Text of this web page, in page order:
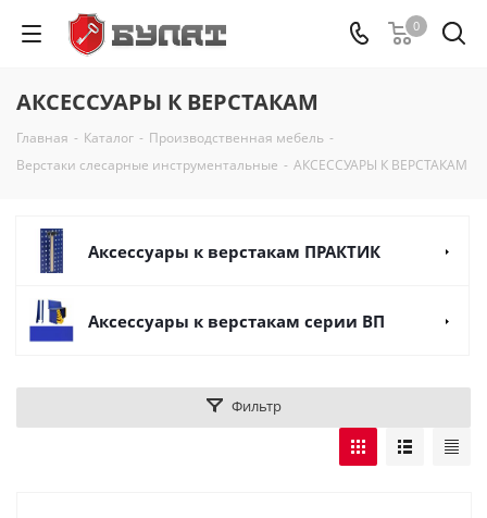
0
АКСЕССУАРЫ К ВЕРСТАКАМ
Главная - Каталог - Производственная мебель -
Верстаки слесарные инструментальные - АКСЕССУАРЫ К ВЕРСТАКАМ
Аксессуары к верстакам ПРАКТИК
Аксессуары к верстакам серии ВП
Фильтр